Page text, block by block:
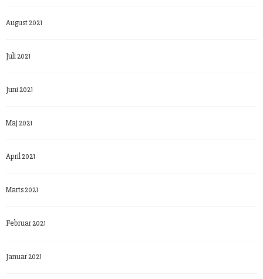
August 2021
Juli 2021
Juni 2021
Maj 2021
April 2021
Marts 2021
Februar 2021
Januar 2021